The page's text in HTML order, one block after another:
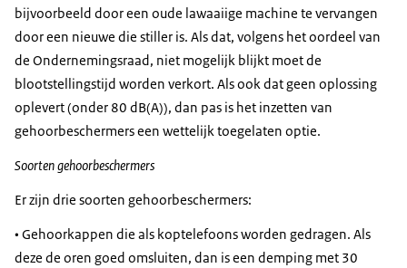
bijvoorbeeld door een oude lawaaiige machine te vervangen
door een nieuwe die stiller is. Als dat, volgens het oordeel van
de Ondernemingsraad, niet mogelijk blijkt moet de
blootstellingstijd worden verkort. Als ook dat geen oplossing
oplevert (onder 80 dB(A)), dan pas is het inzetten van
gehoorbeschermers een wettelijk toegelaten optie.
Soorten gehoorbeschermers
Er zijn drie soorten gehoorbeschermers:
• Gehoorkappen die als koptelefoons worden gedragen. Als
deze de oren goed omsluiten, dan is een demping met 30